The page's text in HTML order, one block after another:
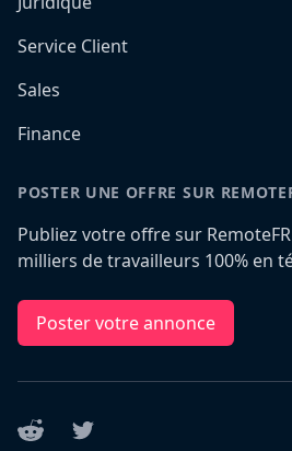
Service Client
Sales
Finance
POSTER UNE OFFRE SUR
Publiez votre offre sur
milliers de travailleurs 100% en
Poster votre annonce
Reddit Twitter